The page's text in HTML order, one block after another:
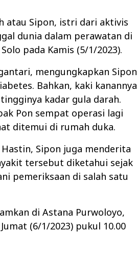
atau Sipon, istri dari aktivis
dunia dalam perawatan di
pada Kamis (5/1/2023).
mengungkapkan Sipon
Bahkan, kaki kanannya
kadar gula darah.
Pon sempat operasi lagi
ditemui di rumah duka.
Sipon juga menderita
tersebut diketahui sejak
pemeriksaan di salah satu
di Astana Purwoloyo,
(6/1/2023) pukul 10.00